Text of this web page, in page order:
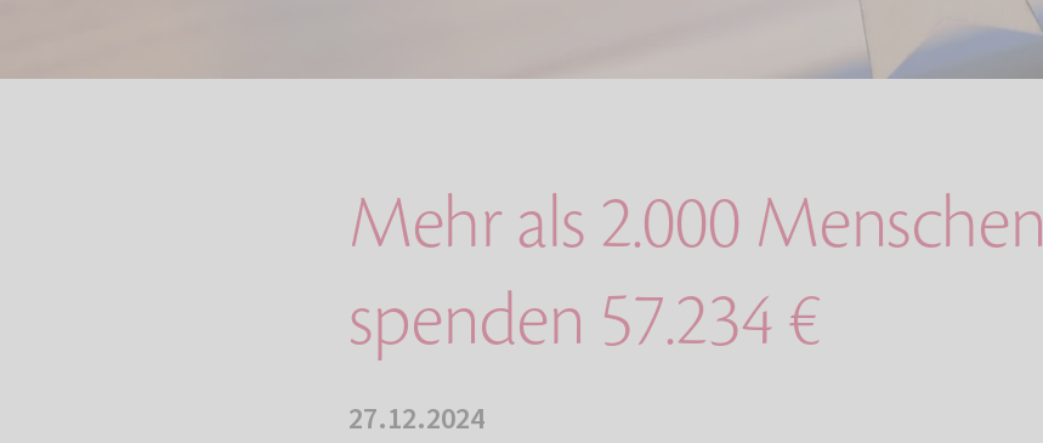
Mehr als 2.000 Menschen
spenden 57.234 €
27.12.2024